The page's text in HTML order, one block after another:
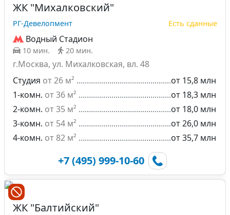
ЖК "Михалковский"
РГ-Девелопмент Есть сданные
Водный Стадион
10 мин. 20 мин.
г.Москва, ул. Михалковская, вл. 48
Студия от 26 м²
от 15,8 млн
1-комн. от 36 м²
от 18,3 млн
2-комн. от 35 м²
от 18,0 млн
3-комн. от 54 м²
от 26,0 млн
4-комн. от 82 м² от 35,7 млн
+7 (495) 999-10-60
ЖК "Балтийский"